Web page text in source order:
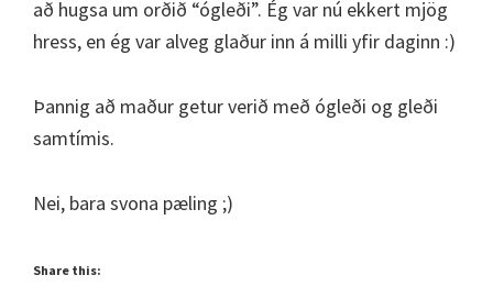
að hugsa um orðið “ógleði”. Ég var nú ekkert mjög
hress, en ég var alveg glaður inn á milli yfir daginn :)
Þannig að maður getur verið með ógleði og gleði
samtímis.
Nei, bara svona pæling ;)
Share this: